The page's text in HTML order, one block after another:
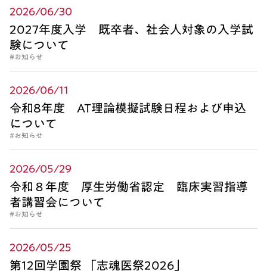
2026/06/30
2027年度入学 既卒者、社会人対象の入学試
験について
#お知らせ
2026/06/11
令和8年度 AT理論模擬試験日程および申込
について
#お知らせ
2026/05/29
令和８年度 厚生労働省認定 臨床実習指導
者講習会について
#お知らせ
2026/05/25
第12回学園祭 「志魂医祭2026」